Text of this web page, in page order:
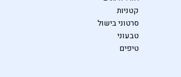
קטניות
סרטוני בישול
טבעוני
טיפים